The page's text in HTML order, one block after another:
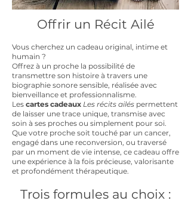
​​​​Offrir un Récit Ailé
Vous cherchez un cadeau original, intime et
humain ?
Offrez à un proche la possibilité de
transmettre son histoire à travers une
biographie sonore sensible, réalisée avec
bienveillance et professionnalisme.
Les cartes cadeaux Les récits ailés permettent
de laisser une trace unique, transmise avec
soin à ses proches ou simplement pour soi.
Que votre proche soit touché par un cancer,
engagé dans une reconversion, ou traversé
par un moment de vie intense, ce cadeau offre
une expérience à la fois précieuse, valorisante
et profondément thérapeutique.
Trois formules au choix :